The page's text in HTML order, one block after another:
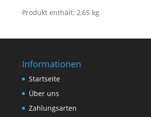
Produkt enthält: 2,65 kg
Informationen
Startseite
Über uns
Zahlungsarten